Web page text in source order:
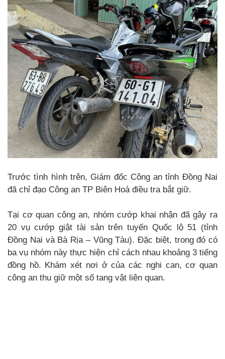
Trước tình hình trên, Giám đốc Công an tỉnh Đồng Nai
đã chỉ đạo Công an TP Biên Hoà điều tra bắt giữ.
Tại cơ quan công an, nhóm cướp khai nhận đã gây ra
20 vụ cướp giật tài sản trên tuyến Quốc lộ 51 (tỉnh
Đồng Nai và Bà Rịa – Vũng Tàu). Đặc biệt, trong đó có
ba vụ nhóm này thực hiện chỉ cách nhau khoảng 3 tiếng
đồng hồ. Khám xét nơi ở của các nghi can, cơ quan
công an thu giữ một số tang vật liên quan.